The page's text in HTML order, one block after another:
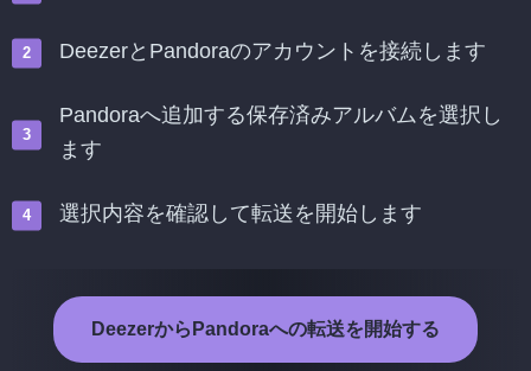
DeezerとPandoraのアカウントを接続します
Pandoraへ追加する保存済みアルバムを選択し
ます
選択内容を確認して転送を開始します
DeezerからPandoraへの転送を開始する